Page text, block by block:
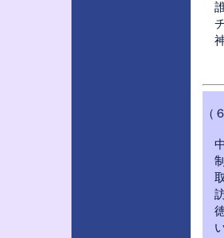
誰
チ
神
（
中
制
取
訪
徳
い